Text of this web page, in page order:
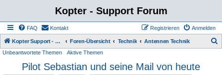
Kopter - Support Forum
FAQ Kontakt Anmelden
Registrieren
Kopter Support - von Anwendern für Anwender. Foren-Übersicht Technik Antennen Technik
Unbeantwortete Themen Aktive Themen
Pilot Sebastian und seine Mail von heute